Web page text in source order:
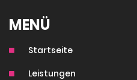
MENÜ
Startseite
Leistungen